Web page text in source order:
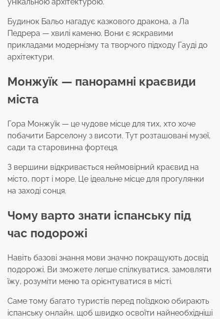
унікальною архітектурою.
Будинок Бальо нагадує казкового дракона, а Ла
Педрера — хвилі каменю. Вони є яскравими
прикладами модернізму та творчого підходу Гауді до
архітектури.
Монжуїк — панорамні краєвиди
міста
Гора Монжуїк — це чудове місце для тих, хто хоче
побачити Барселону з висоти. Тут розташовані музеї,
сади та старовинна фортеця.
З вершини відкривається неймовірний краєвид на
місто, порт і море. Це ідеальне місце для прогулянки
на заході сонця.
Чому варто знати іспанську під
час подорожі
Навіть базові знання мови значно покращують досвід
подорожі. Ви зможете легше спілкуватися, замовляти
їжу, розуміти меню та орієнтуватися в місті.
Саме тому багато туристів перед поїздкою обирають
іспанську онлайн, щоб швидко освоїти найнеобхідніші